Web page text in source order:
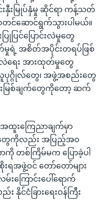
းနှီးမြုပ်နှံမှု ဆိုင်ရာ ကန့်သတ်
တင်ဆောင်ရွက်သွားပါမယ်။
ပြုပြင်ပြောင်းလဲမှုတွေ
မှုရဲ့ အစိတ်အပိုင်းတရပ်ဖြစ်
းလဲရေး အားထုတ်မှုတွေ
ဂ္ဂိုလ်တွေ၊ အဖွဲ့အစည်းတွေ
မြစ်ချက်တွေကိုတော့ ဆက်
အထူးကြေညာချက်မှာ
တွေကိုလည်း အပြည့်အဝ
စ်ကြိမ်မက ပြောခဲ့ပါ
အဖွဲ့ဝင် တော်တော်များ
းကြောင်းပေါ်ရောက်
င်ငံခြားရေးဝန်ကြီး